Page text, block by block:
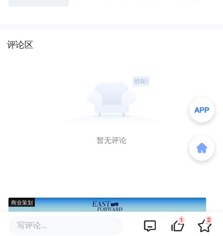
评论区
暂无评论
商业策划
写评论... 1 2